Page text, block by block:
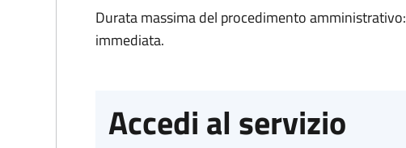
Durata massima del procedimento
immediata.
Accedi al servizio